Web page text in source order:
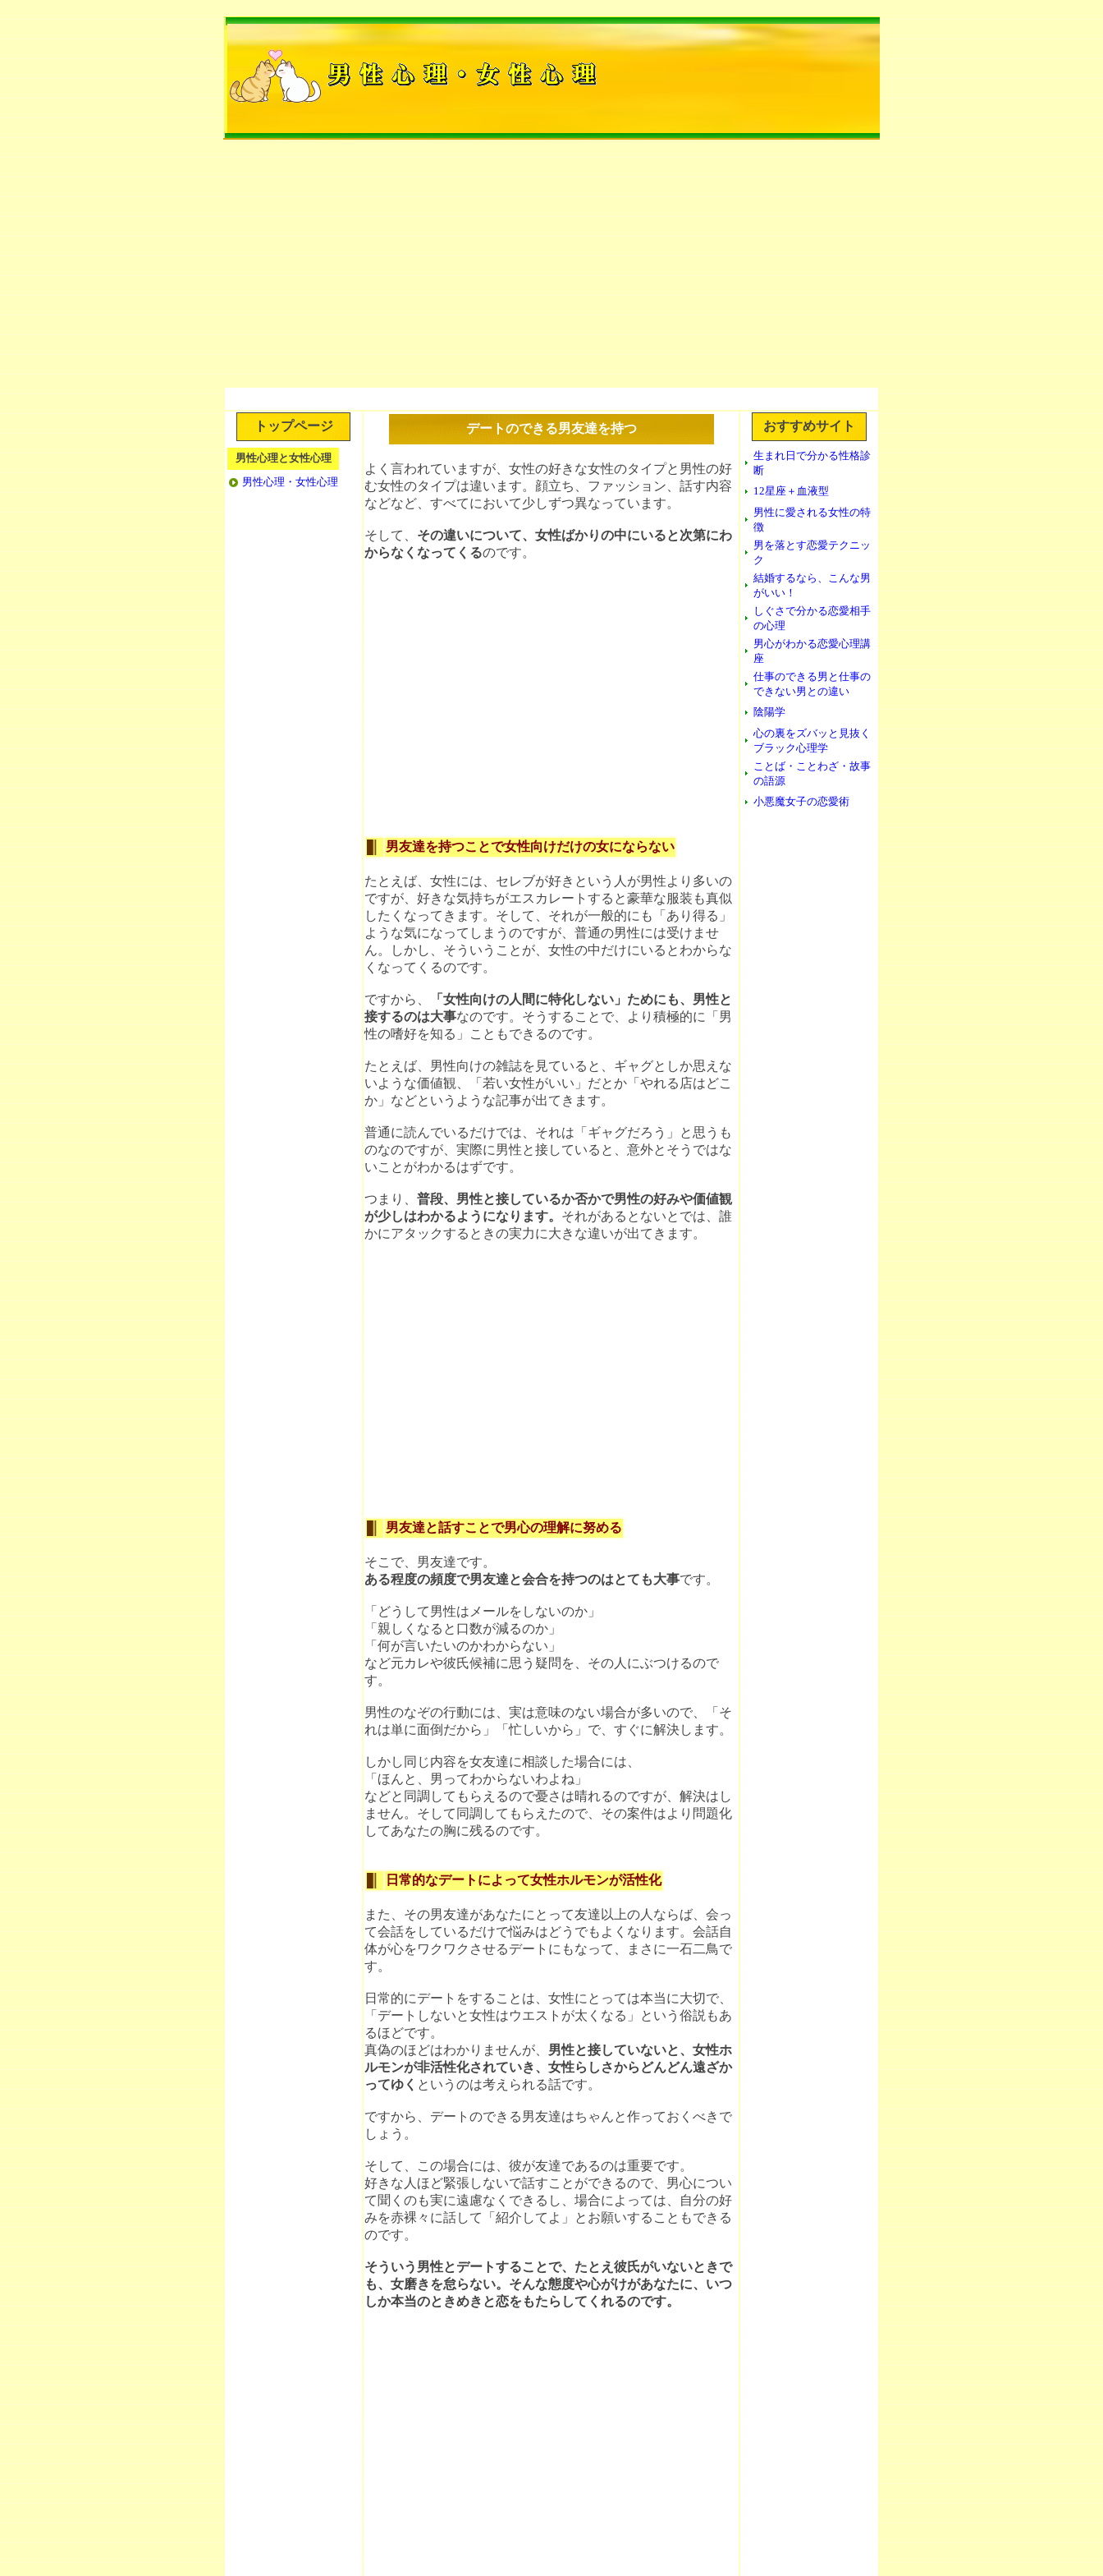
トップページ
男性心理と女性心理
男性心理・女性心理
デートのできる男友達を持つ
よく言われていますが、女性の好きな女性のタイプと男性の好
む女性のタイプは違います。顔立ち、ファッション、話す内容
などなど、すべてにおいて少しずつ異なっています。
そして、 その違いについて、女性ばかりの中にいると次第にわ
からなくなってくるのです。
男友達を持つことで女性向けだけの女にならない
たとえば、女性には、セレブが好きという人が男性より多いの
ですが、好きな気持ちがエスカレートすると豪華な服装も真似
したくなってきます。そして、それが一般的にも「あり得る」
ような気になってしまうのですが、普通の男性には受けませ
ん。しかし、そういうことが、女性の中だけにいるとわからな
くなってくるのです。
ですから、
「女性向けの人間に特化しない」ためにも、男性と
接するのは大事なのです。そうすることで、より積極的に「男
性の嗜好を知る」こともできるのです。
たとえば、男性向けの雑誌を見ていると、ギャグとしか思えな
いような価値観、「若い女性がいい」だとか「やれる店はどこ
か」などというような記事が出てきます。
普通に読んでいるだけでは、それは「ギャグだろう」と思うも
のなのですが、実際に男性と接していると、意外とそうではな
いことがわかるはずです。
つまり、 普段、男性と接しているか否かで男性の好みや価値観
が少しはわかるようになります。 それがあるとないとでは、誰
かにアタックするときの実力に大きな違いが出てきます。
男友達と話すことで男心の理解に努める
そこで、男友達です。
ある程度の頻度で男友達と会合を持つのはとても大事です。
「どうして男性はメールをしないのか」
「親しくなると口数が減るのか」
「何が言いたいのかわからない」
など元カレや彼氏候補に思う疑問を、その人にぶつけるので
す。
男性のなぞの行動には、実は意味のない場合が多いので、「そ
れは単に面倒だから」「忙しいから」で、すぐに解決します。
しかし同じ内容を女友達に相談した場合には、
「ほんと、男ってわからないわよね」
などと同調してもらえるので憂さは晴れるのですが、解決はし
ません。そして同調してもらえたので、その案件はより問題化
してあなたの胸に残るのです。
日常的なデートによって女性ホルモンが活性化
また、その男友達があなたにとって友達以上の人ならば、会っ
て会話をしているだけで悩みはどうでもよくなります。会話自
体が心をワクワクさせるデートにもなって、まさに一石二鳥で
す。
日常的にデートをすることは、女性にとっては本当に大切で、
「デートしないと女性はウエストが太くなる」という俗説もあ
るほどです。
真偽のほどはわかりませんが、 男性と接していないと、女性ホ
ルモンが非活性化されていき、女性らしさからどんどん遠ざか
ってゆく というのは考えられる話です。
ですから、デートのできる男友達はちゃんと作っておくべきで
しょう。
そして、この場合には、彼が友達であるのは重要です。
好きな人ほど緊張しないで話すことができるので、男心につい
て聞くのも実に遠慮なくできるし、場合によっては、自分の好
みを赤裸々に話して「紹介してよ」とお願いすることもできる
のです。
そういう男性とデートすることで、たとえ彼氏がいないときで
も、女磨きを怠らない。そんな態度や心がけがあなたに、いつ
しか本当のときめきと恋をもたらしてくれるのです。
おすすめサイト
生まれ日で分かる性格診
断
12星座＋血液型
男性に愛される女性の特
徴
男を落とす恋愛テクニッ
ク
結婚するなら、こんな男
がいい！
しぐさで分かる恋愛相手
の心理
男心がわかる恋愛心理講
座
仕事のできる男と仕事の
できない男との違い
陰陽学
心の裏をズバッと見抜く
ブラック心理学
ことば・ことわざ・故事
の語源
小悪魔女子の恋愛術